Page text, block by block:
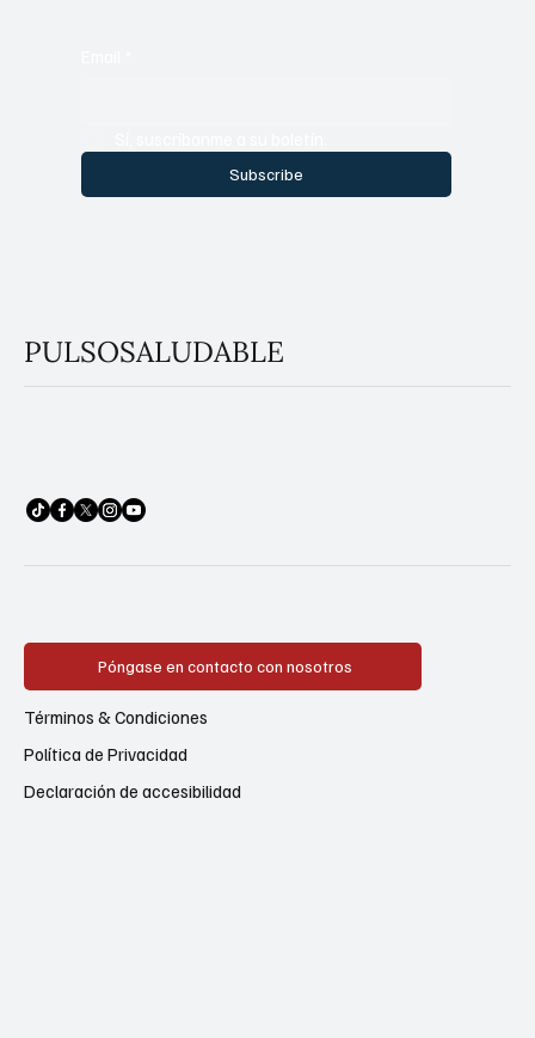
Subscribe
PULSOSALUDABLE
Póngase en contacto con nosotros
Política de Privacidad
Términos & Condiciones
Declaración de accesibilidad